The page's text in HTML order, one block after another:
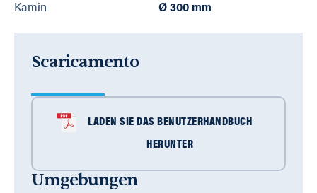
Kamin Ø 300 mm
Scaricamento
LADEN SIE DAS BENUTZERHANDBUCH
HERUNTER
Umgebungen